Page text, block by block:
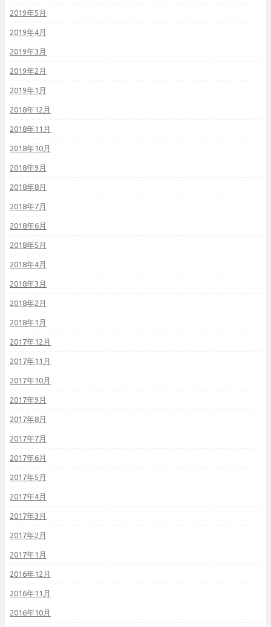
2019年5月
2019年4月
2019年3月
2019年2月
2019年1月
2018年12月
2018年11月
2018年10月
2018年9月
2018年8月
2018年7月
2018年6月
2018年5月
2018年4月
2018年3月
2018年2月
2018年1月
2017年12月
2017年11月
2017年10月
2017年9月
2017年8月
2017年7月
2017年6月
2017年5月
2017年4月
2017年3月
2017年2月
2017年1月
2016年12月
2016年11月
2016年10月